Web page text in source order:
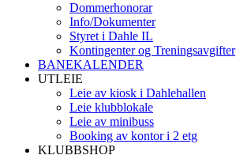
Dommerhonorar
Info/Dokumenter
Styret i Dahle IL
Kontingenter og Treningsavgifter
BANEKALENDER
UTLEIE
Leie av kiosk i Dahlehallen
Leie klubblokale
Leie av minibuss
Booking av kontor i 2 etg
KLUBBSHOP